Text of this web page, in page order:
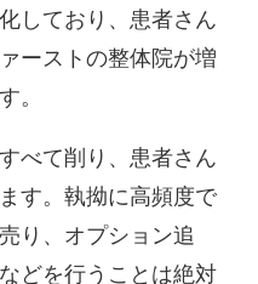
しており、患者さん
ーストの整体院が増
。
べて削り、患者さん
す。執拗に高頻度で
り、オプション追
どを行うことは絶対